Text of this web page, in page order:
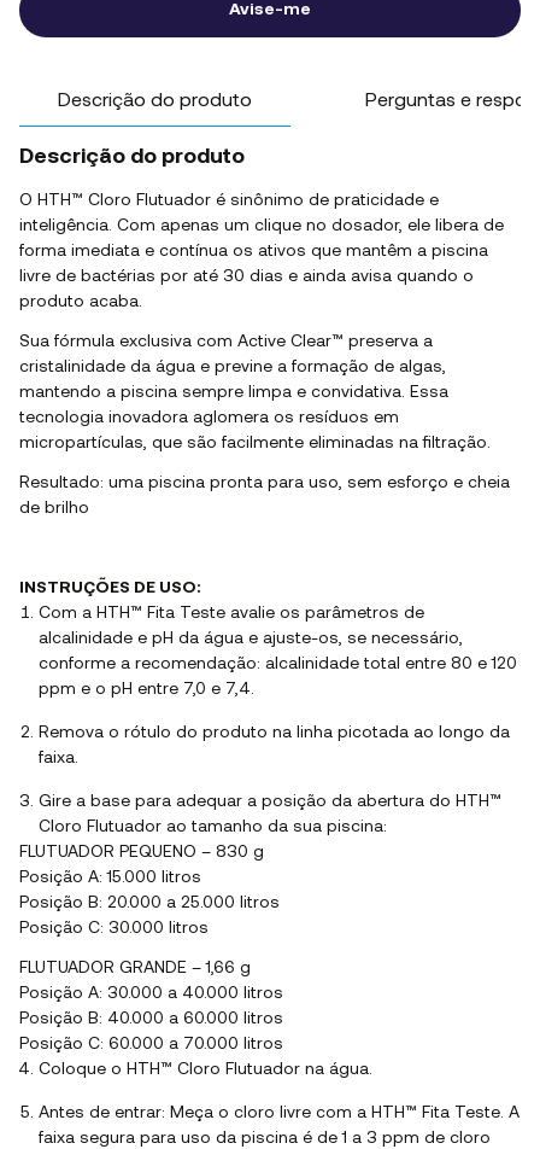
Avise-me
Descrição do produto Perguntas e
Descrição do produto
O HTH™ Cloro Flutuador é sinônimo de praticidade e
inteligência. Com apenas um clique no dosador, ele libera de
forma imediata e contínua os ativos que mantêm a piscina
livre de bactérias por até 30 dias e ainda avisa quando o
produto acaba.
Sua fórmula exclusiva com Active Clear™ preserva a
cristalinidade da água e previne a formação de algas,
mantendo a piscina sempre limpa e convidativa. Essa
tecnologia inovadora aglomera os resíduos em
micropartículas, que são facilmente eliminadas na filtração.
Resultado: uma piscina pronta para uso, sem esforço e cheia
de brilho
INSTRUÇÕES DE USO:
Com a HTH™ Fita Teste avalie os parâmetros de
alcalinidade e pH da água e ajuste-os, se necessário,
conforme a recomendação: alcalinidade total entre 80 e 120
ppm e o pH entre 7,0 e 7,4.
Remova o rótulo do produto na linha picotada ao longo da
faixa.
Gire a base para adequar a posição da abertura do HTH™
Cloro Flutuador ao tamanho da sua piscina:
FLUTUADOR PEQUENO – 830 g
Posição A: 15.000 litros
Posição B: 20.000 a 25.000 litros
Posição C: 30.000 litros
FLUTUADOR GRANDE – 1,66 g
Posição A: 30.000 a 40.000 litros
Posição B: 40.000 a 60.000 litros
Posição C: 60.000 a 70.000 litros
Coloque o HTH™ Cloro Flutuador na água.
Antes de entrar: Meça o cloro livre com a HTH™ Fita Teste. A
faixa segura para uso da piscina é de 1 a 3 ppm de cloro